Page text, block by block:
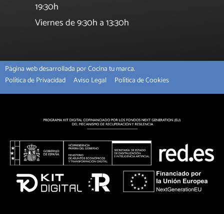
19:30h
Viernes de 9:30h a 13:30h
Página web desarrollada por Cocina tu marca.
Política de Privacidad
Aviso Legal Política de Cookies